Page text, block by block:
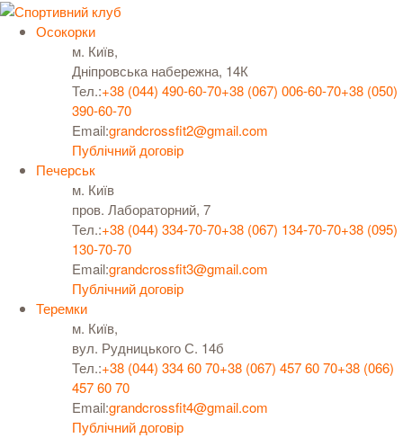
Осокорки
м. Київ,
Дніпровська набережна, 14К
Тел.:+38 (044) 490-60-70+38 (067) 006-60-70+38 (050)
390-60-70
Email:grandcrossfit2@gmail.com
Публічний договір
Печерськ
м. Київ
пров. Лабораторний, 7
Тел.:+38 (044) 334-70-70+38 (067) 134-70-70+38 (095)
130-70-70
Email:grandcrossfit3@gmail.com
Публічний договір
Теремки
м. Київ,
вул. Рудницького С. 14б
Тел.:+38 (044) 334 60 70+38 (067) 457 60 70+38 (066)
457 60 70
Email:grandcrossfit4@gmail.com
Публічний договір